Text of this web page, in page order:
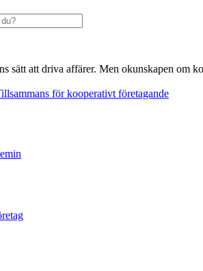
sätt att driva affärer. Men okunskapen om
för kooperativt företagande